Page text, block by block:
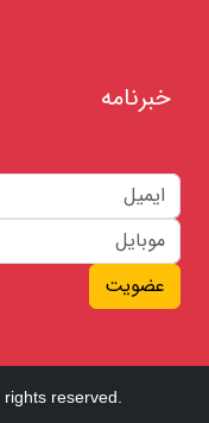
خبرنامه
عضویت
reserved.